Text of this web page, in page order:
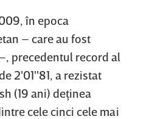
în epoca
– care au fost
precedentul record al
2'01''81, a rezistat
(19 ani) deţinea
cele cinci cele mai